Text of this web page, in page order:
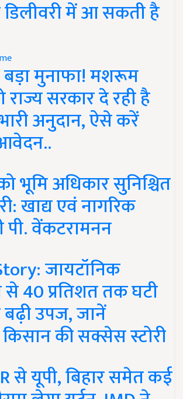
में आ सकती है
मुनाफा! मशरूम
राज्य सरकार दे रही है
अनुदान, ऐसे करें
भूमि अधिकार सुनिश्चित
खाद्य एवं नागरिक
पी. वेंकटरामनन
जायटॉनिक
से 40 प्रतिशत तक घटी
उपज, जानें
की सक्सेस स्टोरी
से यूपी, बिहार समेत कई